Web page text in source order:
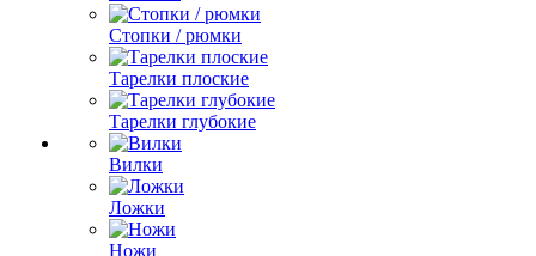
Стопки / рюмки
Тарелки плоские
Тарелки глубокие
Вилки
Ложки
Ножи